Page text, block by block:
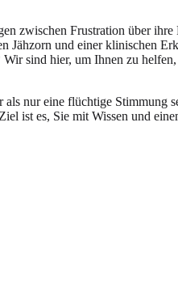
zwischen Frustration über
Jähzorn und einer klinischen
Wir sind hier, um Ihnen zu
nur eine flüchtige Stimmung
ist es, Sie mit Wissen und